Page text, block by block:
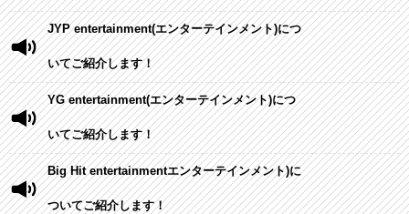
JYP entertainment(エンターテインメント)につ
いてご紹介します！
YG entertainment(エンターテインメント)につ
いてご紹介します！
Big Hit entertainmentエンターテインメント)に
ついてご紹介します！